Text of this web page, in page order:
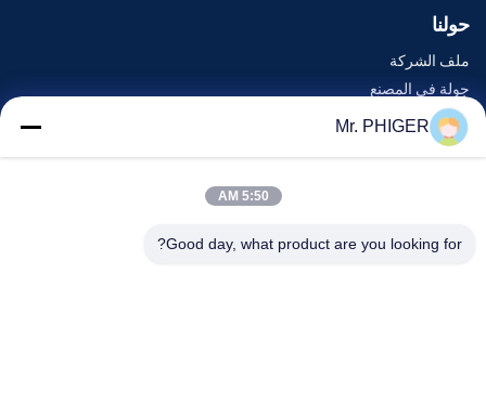
حولنا
ملف الشركة
جولة في المصنع
مراقبة الجودة
خريطة الموقع
الأحداث
Mr. PHIGER
5:50 AM
Good day, what product are you looking for?